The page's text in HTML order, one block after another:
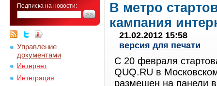
Подписка на новости:
Управление
документами
Интернет
Интеграция
В метро
кампания
21.02.2012 15:58
версия для печати
С 20 февраля
QUQ.RU в
размещен на панели